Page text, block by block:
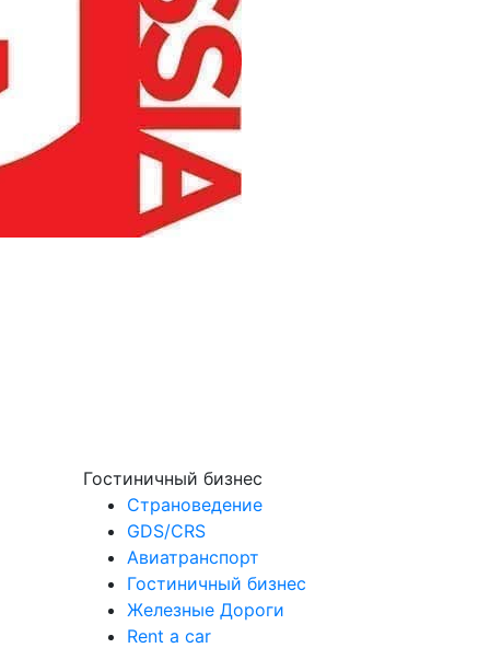
Гостиничный бизнес
Страноведение
GDS/CRS
Авиатранспорт
Гостиничный бизнес
Железные Дороги
Rent a car